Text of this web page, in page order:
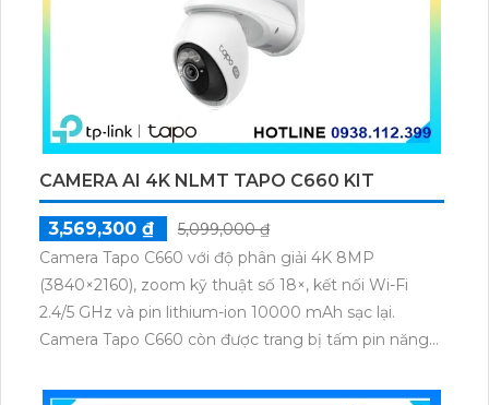
CAMERA AI 4K NLMT TAPO C660 KIT
3,569,300 ₫
5,099,000 ₫
Camera Tapo C660 với độ phân giải 4K 8MP
(3840×2160), zoom kỹ thuật số 18×, kết nối Wi-Fi
2.4/5 GHz và pin lithium-ion 10000 mAh sạc lại.
Camera Tapo C660 còn được trang bị tấm pin năng
thú cưng, phương tiện, lưu trữ thẻ microSD tối đa 512